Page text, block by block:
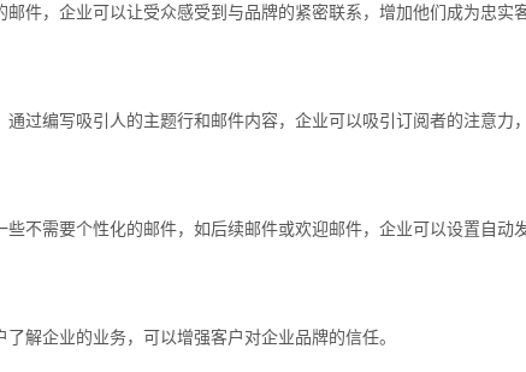
件，企业可以让受众感受到与品牌的紧密联系，增加他们成为忠实
过编写吸引人的主题行和邮件内容，企业可以吸引订阅者的注意力，
不需要个性化的邮件，如后续邮件或欢迎邮件，企业可以设置自动
解企业的业务，可以增强客户对企业品牌的信任。